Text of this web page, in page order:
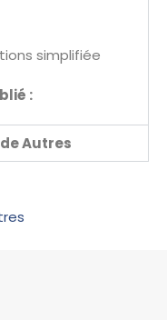
simplifiée
:
Autres